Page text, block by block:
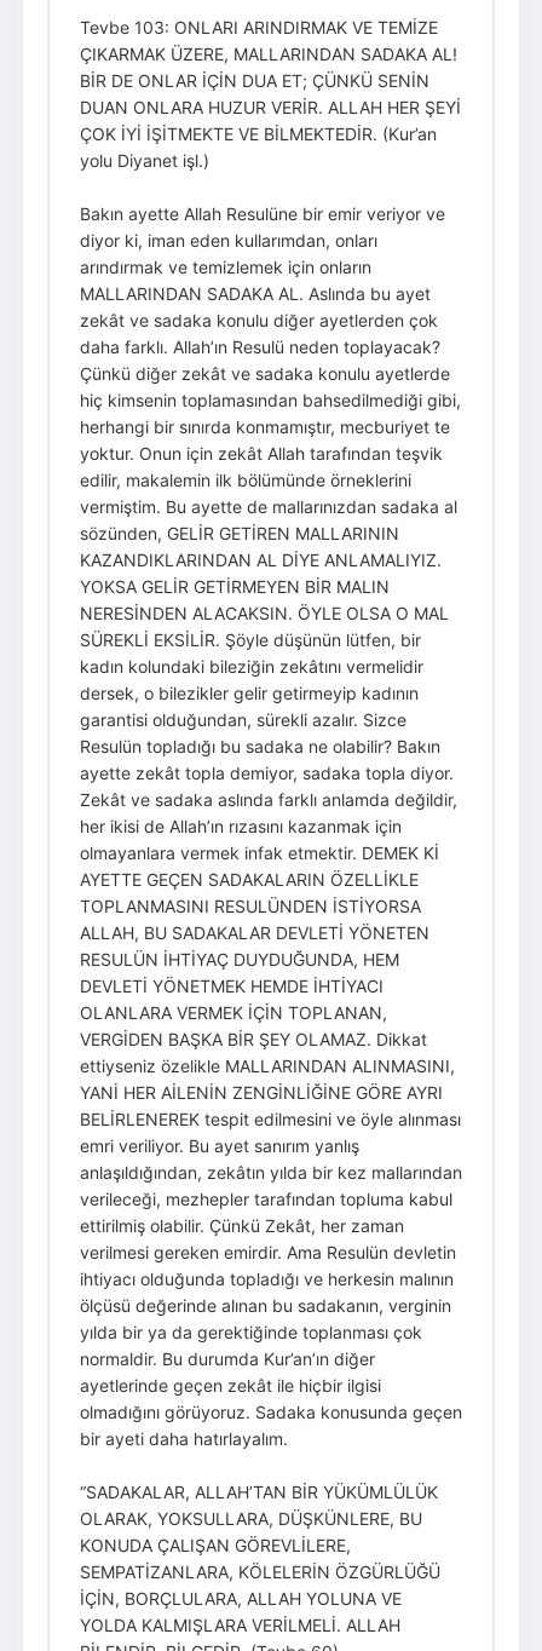
Tevbe 103: ONLARI ARINDIRMAK VE TEMİZE
ÇIKARMAK ÜZERE, MALLARINDAN SADAKA AL!
BİR DE ONLAR İÇİN DUA ET; ÇÜNKÜ SENİN
DUAN ONLARA HUZUR VERİR. ALLAH HER ŞEYİ
ÇOK İYİ İŞİTMEKTE VE BİLMEKTEDİR. (Kur’an
yolu Diyanet işl.)
Bakın ayette Allah Resulüne bir emir veriyor ve
diyor ki, iman eden kullarımdan, onları
arındırmak ve temizlemek için onların
MALLARINDAN SADAKA AL. Aslında bu ayet
zekât ve sadaka konulu diğer ayetlerden çok
daha farklı. Allah’ın Resulü neden toplayacak?
Çünkü diğer zekât ve sadaka konulu ayetlerde
hiç kimsenin toplamasından bahsedilmediği gibi,
herhangi bir sınırda konmamıştır, mecburiyet te
yoktur. Onun için zekât Allah tarafından teşvik
edilir, makalemin ilk bölümünde örneklerini
vermiştim. Bu ayette de mallarınızdan sadaka al
sözünden, GELİR GETİREN MALLARININ
KAZANDIKLARINDAN AL DİYE ANLAMALIYIZ.
YOKSA GELİR GETİRMEYEN BİR MALIN
NERESİNDEN ALACAKSIN. ÖYLE OLSA O MAL
SÜREKLİ EKSİLİR. Şöyle düşünün lütfen, bir
kadın kolundaki bileziğin zekâtını vermelidir
dersek, o bilezikler gelir getirmeyip kadının
garantisi olduğundan, sürekli azalır. Sizce
Resulün topladığı bu sadaka ne olabilir? Bakın
ayette zekât topla demiyor, sadaka topla diyor.
Zekât ve sadaka aslında farklı anlamda değildir,
her ikisi de Allah’ın rızasını kazanmak için
olmayanlara vermek infak etmektir. DEMEK Kİ
AYETTE GEÇEN SADAKALARIN ÖZELLİKLE
TOPLANMASINI RESULÜNDEN İSTİYORSA
ALLAH, BU SADAKALAR DEVLETİ YÖNETEN
RESULÜN İHTİYAÇ DUYDUĞUNDA, HEM
DEVLETİ YÖNETMEK HEMDE İHTİYACI
OLANLARA VERMEK İÇİN TOPLANAN,
VERGİDEN BAŞKA BİR ŞEY OLAMAZ. Dikkat
ettiyseniz özelikle MALLARINDAN ALINMASINI,
YANİ HER AİLENİN ZENGİNLİĞİNE GÖRE AYRI
BELİRLENEREK tespit edilmesini ve öyle alınması
emri veriliyor. Bu ayet sanırım yanlış
anlaşıldığından, zekâtın yılda bir kez mallarından
verileceği, mezhepler tarafından topluma kabul
ettirilmiş olabilir. Çünkü Zekât, her zaman
verilmesi gereken emirdir. Ama Resulün devletin
ihtiyacı olduğunda topladığı ve herkesin malının
ölçüsü değerinde alınan bu sadakanın, verginin
yılda bir ya da gerektiğinde toplanması çok
normaldir. Bu durumda Kur’an’ın diğer
ayetlerinde geçen zekât ile hiçbir ilgisi
olmadığını görüyoruz. Sadaka konusunda geçen
bir ayeti daha hatırlayalım.
“SADAKALAR, ALLAH’TAN BİR YÜKÜMLÜLÜK
OLARAK, YOKSULLARA, DÜŞKÜNLERE, BU
KONUDA ÇALIŞAN GÖREVLİLERE,
SEMPATİZANLARA, KÖLELERİN ÖZGÜRLÜĞÜ
İÇİN, BORÇLULARA, ALLAH YOLUNA VE
YOLDA KALMIŞLARA VERİLMELİ. ALLAH